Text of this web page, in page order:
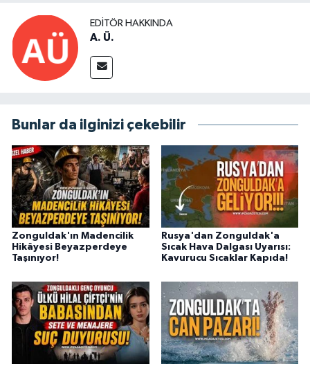
EDITÖR HAKKINDA
A. Ü.
Bunlar da ilginizi çekebilir
Zonguldak'ın Madencilik
Hikâyesi Beyazperdeye
Taşınıyor!
Rusya'dan Zonguldak'a
Sıcak Hava Dalgası Uyarısı:
Kavurucu Sıcaklar Kapıda!